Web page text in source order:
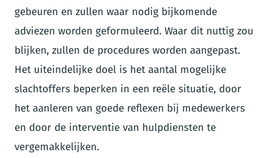
gebeuren en zullen waar nodig bijkomende
adviezen worden geformuleerd. Waar dit nuttig zou
blijken, zullen de procedures worden aangepast.
Het uiteindelijke doel is het aantal mogelijke
slachtoffers beperken in een reële situatie, door
het aanleren van goede reflexen bij medewerkers
en door de interventie van hulpdiensten te
vergemakkelijken.